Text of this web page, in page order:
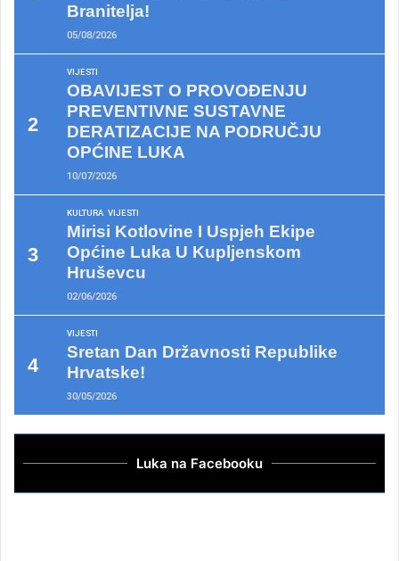
Branitelja!
05/08/2026
VIJESTI
OBAVIJEST O PROVOĐENJU
PREVENTIVNE SUSTAVNE
DERATIZACIJE NA PODRUČJU
OPĆINE LUKA
10/07/2026
KULTURA VIJESTI
Mirisi Kotlovine I Uspjeh Ekipe
Općine Luka U Kupljenskom
Hruševcu
02/06/2026
VIJESTI
Sretan Dan Državnosti Republike
Hrvatske!
30/05/2026
Luka na Facebooku